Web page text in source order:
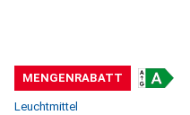
MENGENRABATT
Leuchtmittel